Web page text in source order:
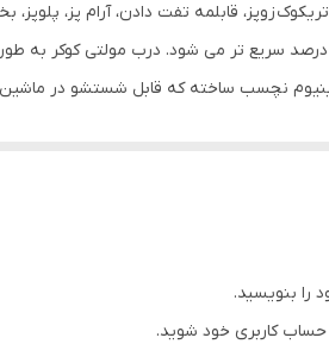
و اسمارت پات 9 کاره نوتریکوک زوپز، قابلمه تفت
کند. پخت و پز با مولتی کوکر تا 70 درصد سریع تر می
نچسب ساخته که قابل شستشو در
را بنویسید.
حساب کاربری خود شوید.